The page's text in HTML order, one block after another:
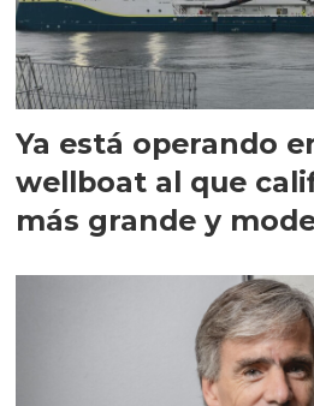
Ya está operando
wellboat al que
más grande y